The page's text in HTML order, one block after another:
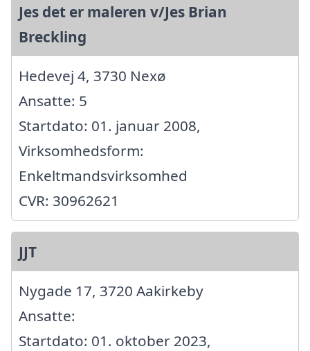
Jes det er maleren v/Jes Brian
Breckling
Hedevej 4, 3730 Nexø
Ansatte: 5
Startdato: 01. januar 2008,
Virksomhedsform:
Enkeltmandsvirksomhed
CVR: 30962621
JJT
Nygade 17, 3720 Aakirkeby
Ansatte:
Startdato: 01. oktober 2023,